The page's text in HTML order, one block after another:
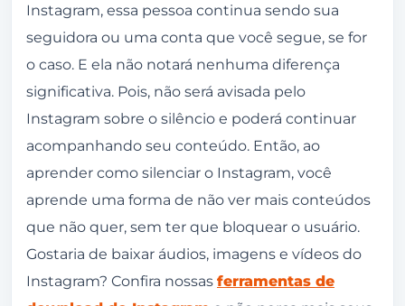
Instagram, essa pessoa continua sendo sua
seguidora ou uma conta que você segue, se for
o caso. E ela não notará nenhuma diferença
significativa. Pois, não será avisada pelo
Instagram sobre o silêncio e poderá continuar
acompanhando seu conteúdo. Então, ao
aprender como silenciar o Instagram, você
aprende uma forma de não ver mais conteúdos
que não quer, sem ter que bloquear o usuário.
Gostaria de baixar áudios, imagens e vídeos do
Instagram? Confira nossas ferramentas de